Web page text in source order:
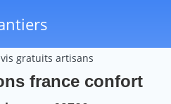
gratuits artisans
france confort